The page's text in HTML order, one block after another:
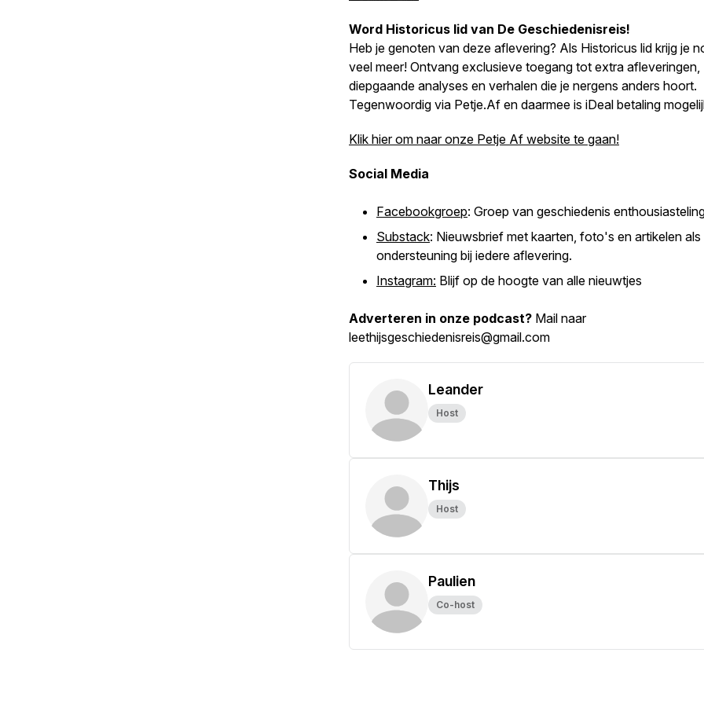
Word Historicus lid van De Geschiedenisreis!
Heb je genoten van deze aflevering? Als Historicus lid krijg je
veel meer! Ontvang exclusieve toegang tot extra afleveringen,
diepgaande analyses en verhalen die je nergens anders hoort.
Tegenwoordig via Petje.Af en daarmee is iDeal betaling
Klik hier om naar onze Petje Af website te gaan!
Social Media
Facebookgroep: Groep van geschiedenis
Substack: Nieuwsbrief met kaarten, foto's en artikelen als
ondersteuning bij iedere aflevering.
Instagram: Blijf op de hoogte van alle nieuwtjes
Adverteren in onze podcast? Mail naar
leethijsgeschiedenisreis@gmail.com
Leander
Host
Thijs
Host
Paulien
Co-host